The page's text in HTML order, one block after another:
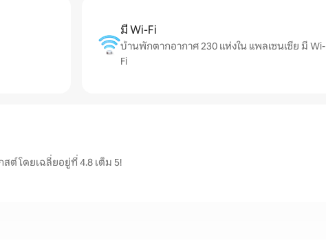
มี Wi-Fi
บ้านพักตากอากาศ 230 แห่งใน แพลเซนเซีย มี Wi-
Fi
ต์ โดยเฉลี่ยอยู่ที่ 4.8 เต็ม 5!